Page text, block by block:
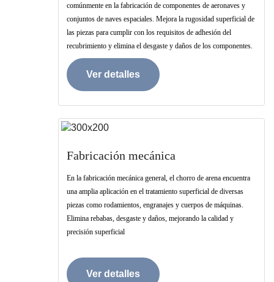
comúnmente en la fabricación de componentes de aeronaves y
conjuntos de naves espaciales. Mejora la rugosidad superficial de
las piezas para cumplir con los requisitos de adhesión del
recubrimiento y elimina el desgaste y daños de los componentes.
Ver detalles
Fabricación mecánica
En la fabricación mecánica general, el chorro de arena encuentra
una amplia aplicación en el tratamiento superficial de diversas
piezas como rodamientos, engranajes y cuerpos de máquinas.
Elimina rebabas, desgaste y daños, mejorando la calidad y
precisión superficial
Ver detalles